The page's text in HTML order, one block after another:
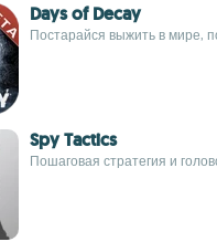
Days of Decay
Постарайся выжить в мире,
Spy Tactics
Пошаговая стратегия и